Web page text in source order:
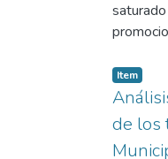
Yanez,
Adonis
captar
la
para
Item
de los